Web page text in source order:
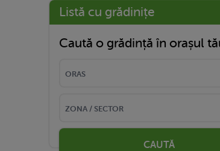
Listă cu grădinițe
Caută o grădință în orașul
CAUTĂ